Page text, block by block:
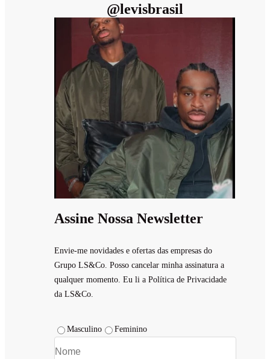
@levisbrasil
Assine Nossa Newsletter
Envie-me novidades e ofertas das empresas do
Grupo LS&Co. Posso cancelar minha assinatura a
qualquer momento. Eu li a Política de Privacidade
da LS&Co.
Masculino Feminino